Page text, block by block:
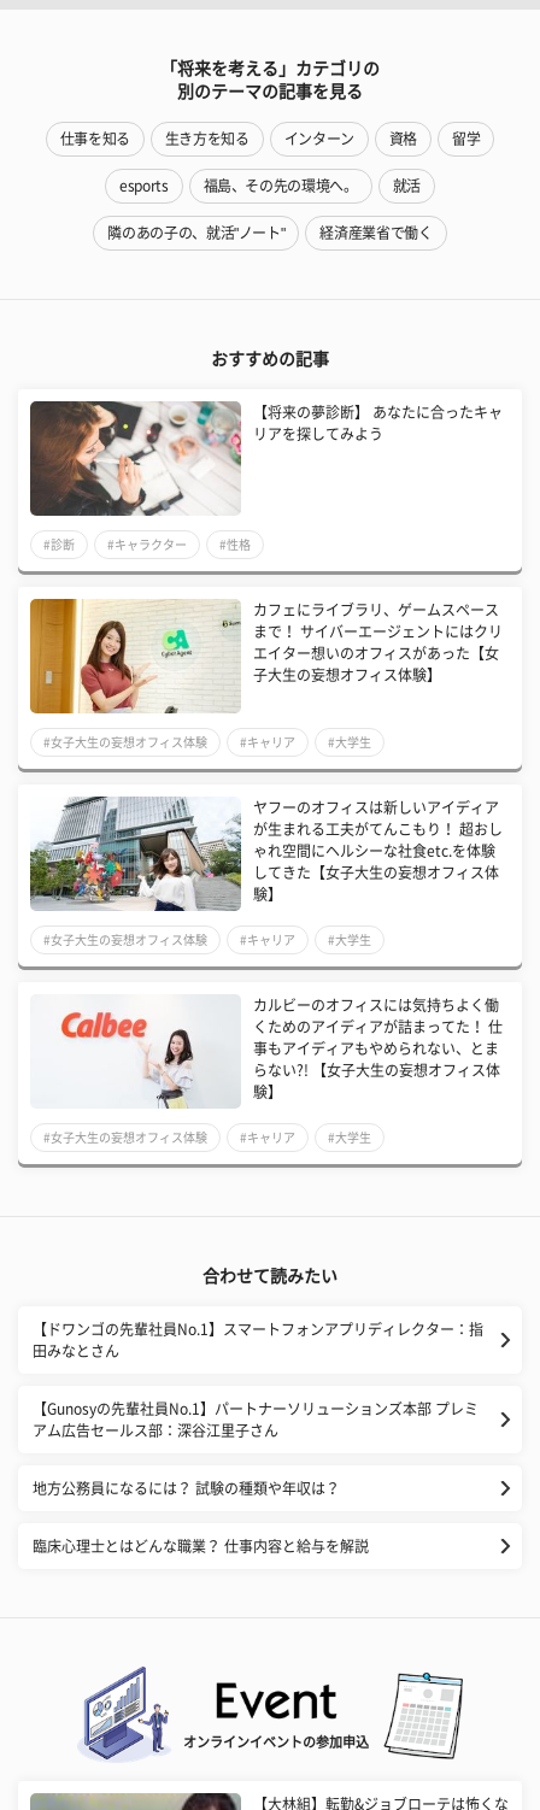
「将来を考える」カテゴリの
別のテーマの記事を見る
仕事を知る 生き方を知る インターン 資格 留学
esports 福島、その先の環境へ。 就活
隣のあの子の、就活"ノート" 経済産業省で働く
おすすめの記事
【将来の夢診断】 あなたに合ったキャ
リアを探してみよう
#診断 #キャラクター #性格
カフェにライブラリ、ゲームスペース
まで！ サイバーエージェントにはクリ
エイター想いのオフィスがあった【女
子大生の妄想オフィス体験】
#女子大生の妄想オフィス体験 #キャリア #大学生
ヤフーのオフィスは新しいアイディア
が生まれる工夫がてんこもり！ 超おし
ゃれ空間にヘルシーな社食etc.を体験
してきた【女子大生の妄想オフィス体
験】
#女子大生の妄想オフィス体験 #キャリア #大学生
カルビーのオフィスには気持ちよく働
くためのアイディアが詰まってた！ 仕
事もアイディアもやめられない、とま
らない?! 【女子大生の妄想オフィス体
験】
#女子大生の妄想オフィス体験 #キャリア #大学生
合わせて読みたい
【ドワンゴの先輩社員No.1】スマートフォンアプリディレクター：指
田みなとさん
【Gunosyの先輩社員No.1】パートナーソリューションズ本部 プレミ
アム広告セールス部：深谷江里子さん
地方公務員になるには？ 試験の種類や年収は？
臨床心理士とはどんな職業？ 仕事内容と給与を解説
オンラインイベントの参加申込
【大林組】転勤&ジョブローテは怖くな